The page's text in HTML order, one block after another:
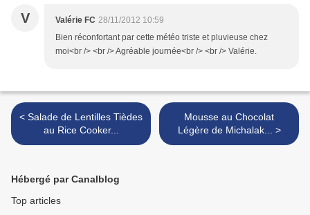
V Valérie FC 28/11/2012 10:59
Bien réconfortant par cette météo triste et pluvieuse chez
moi<br /> <br /> Agréable journée<br /> <br /> Valérie.
< Salade de Lentilles Tièdes
au Rice Cooker...
Mousse au Chocolat
Légère de Michalak... >
Hébergé par Canalblog
Top articles